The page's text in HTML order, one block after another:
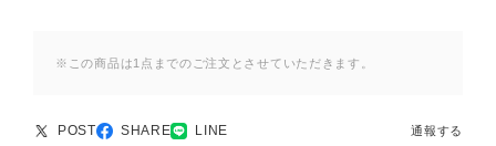
※この商品は1点までのご注文とさせていただきます。
POST SHARE LINE 通報する